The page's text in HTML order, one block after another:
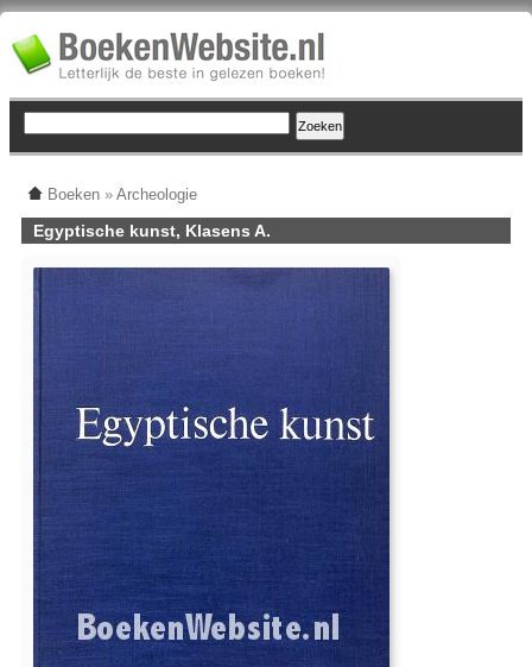
Boeken » Archeologie
Egyptische kunst, Klasens A.